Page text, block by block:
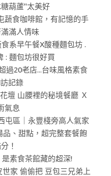
葫蘆"太美好
蔬食咖啡館，有記憶的手
滿人情味
系早午餐X酸種麵包坊 .
: 麵包坊很好買
過20老店...台味風格素食
記錄
壇 山腰裡的秘境餐廳 Ｘ
氣息
屯區｜永豐棧旁高人氣家
、甜點，超完整套餐飽
！
素食茶館藏的超深!
家 偷偷把 豆包三兄弟上